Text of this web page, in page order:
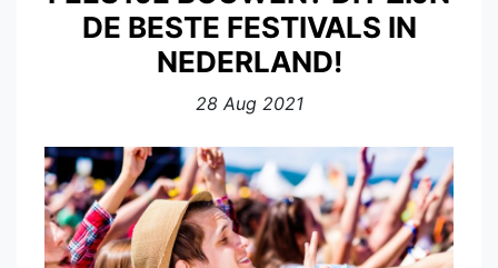
DE BESTE FESTIVALS IN
NEDERLAND!
28 Aug 2021